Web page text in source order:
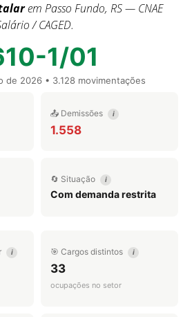
em Passo Fundo, RS — CNAE
/ CAGED.
1/01
de 2026 • 3.128 movimentações
📤 Demissões i
1.558
🔄 Situação i
Com demanda restrita
i 🎯 Cargos distintos i
33
ocupações no setor